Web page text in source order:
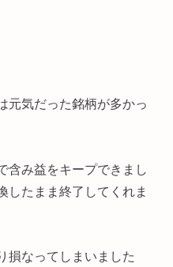
元気だった銘柄が多かっ
含み益をキープできまし
したまま終了してくれま
損なってしまいました